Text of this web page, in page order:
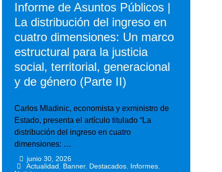
Informe de Asuntos Públicos |
La distribución del ingreso en
cuatro dimensiones: Un marco
estructural para la justicia
social, territorial, generacional
y de género (Parte II)
Carlos Mladinic, economista y exministro de
Estado, presenta el artículo titulado “La
distribución del ingreso en cuatro
dimensiones: …
junio 30, 2026
Actualidad Banner, Destacados, Informes,